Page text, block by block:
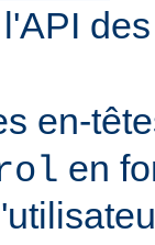
en-
en